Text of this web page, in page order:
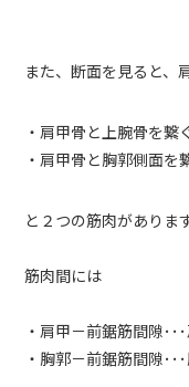
また、断面を見ると、
・肩甲骨と上腕骨を繋
・肩甲骨と胸郭側面
と２つの筋肉があります
筋肉間には
・肩甲－前鋸筋間隙･
・胸郭－前鋸筋間隙･